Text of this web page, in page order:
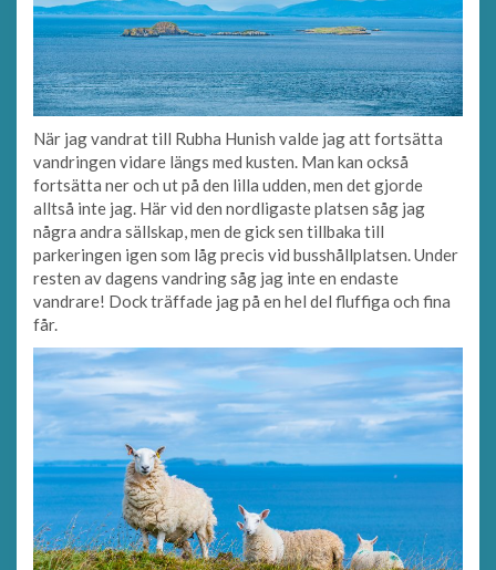
När jag vandrat till Rubha Hunish valde jag att fortsätta
vandringen vidare längs med kusten. Man kan också
fortsätta ner och ut på den lilla udden, men det gjorde
alltså inte jag. Här vid den nordligaste platsen såg jag
några andra sällskap, men de gick sen tillbaka till
parkeringen igen som låg precis vid busshållplatsen. Under
resten av dagens vandring såg jag inte en endaste
vandrare! Dock träffade jag på en hel del fluffiga och fina
får.